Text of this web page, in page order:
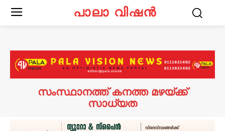
പാലാ വിഷൻ
സംസ്ഥാനത്ത് കനത്ത മഴയ്ക്ക്
സാധ്യത